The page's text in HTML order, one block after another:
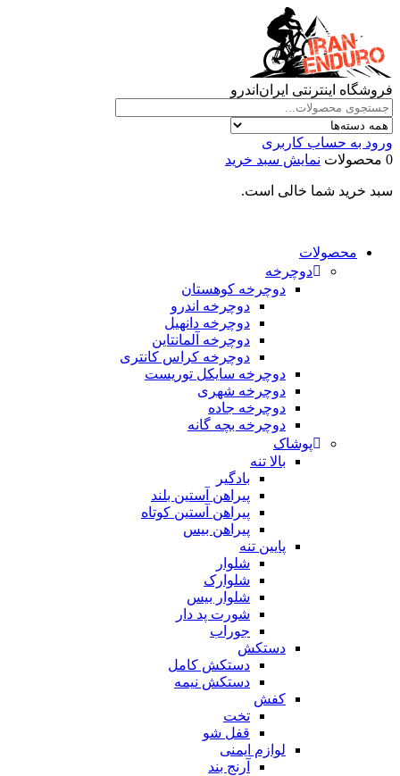
فروشگاه اینترنتی ایران‌اندرو
ورود به حساب کاربری
0 محصولات
نمایش سبد خرید
سبد خرید شما خالی است.
محصولات
دوچرخه
دوچرخه کوهستان
دوچرخه اندرو
دوچرخه دانهیل
دوچرخه آلمانتاین
دوچرخه کراس کانتری
دوچرخه سایکل توریست
دوچرخه شهری
دوچرخه جاده
دوچرخه بچه گانه
پوشاک
بالا تنه
بادگیر
پیراهن آستین بلند
پیراهن آستین کوتاه
پیراهن بیس
پایین تنه
شلوار
شلوارک
شلوار بیس
شورت پد دار
جوراب
دستکش
دستکش کامل
دستکش نیمه
کفش
تخت
قفل شو
لوازم ایمنی
آرنج بند